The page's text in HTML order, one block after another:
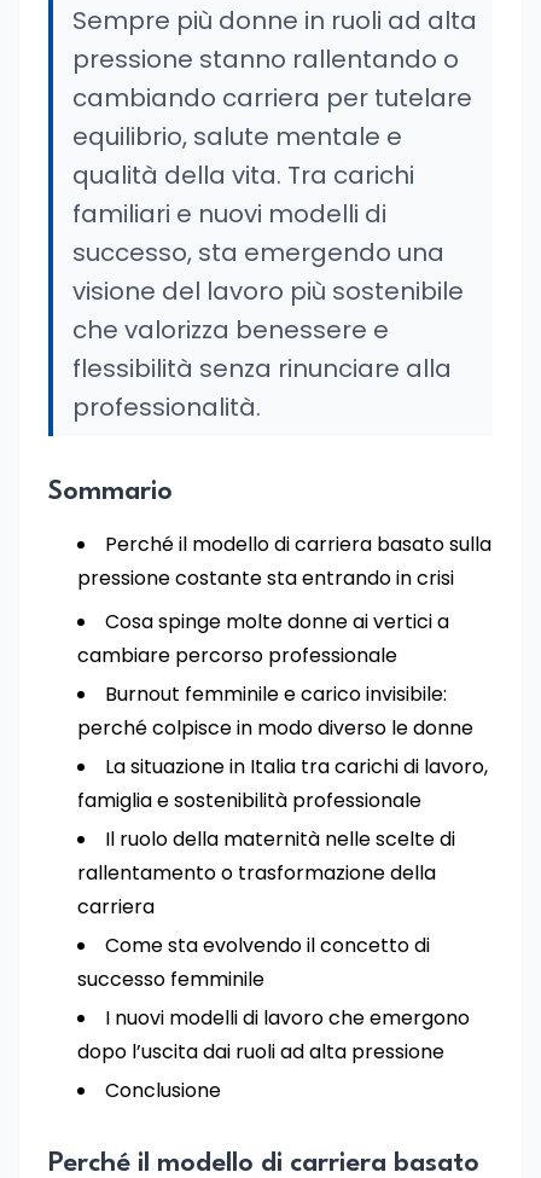
Sempre più donne in ruoli ad alta
pressione stanno rallentando o
cambiando carriera per tutelare
equilibrio, salute mentale e
qualità della vita. Tra carichi
familiari e nuovi modelli di
successo, sta emergendo una
visione del lavoro più sostenibile
che valorizza benessere e
flessibilità senza rinunciare alla
professionalità.
Sommario
Perché il modello di carriera basato sulla
pressione costante sta entrando in crisi
Cosa spinge molte donne ai vertici a
cambiare percorso professionale
Burnout femminile e carico invisibile:
perché colpisce in modo diverso le donne
La situazione in Italia tra carichi di lavoro,
famiglia e sostenibilità professionale
Il ruolo della maternità nelle scelte di
rallentamento o trasformazione della
carriera
Come sta evolvendo il concetto di
successo femminile
I nuovi modelli di lavoro che emergono
dopo l’uscita dai ruoli ad alta pressione
Conclusione
Perché il modello di carriera basato